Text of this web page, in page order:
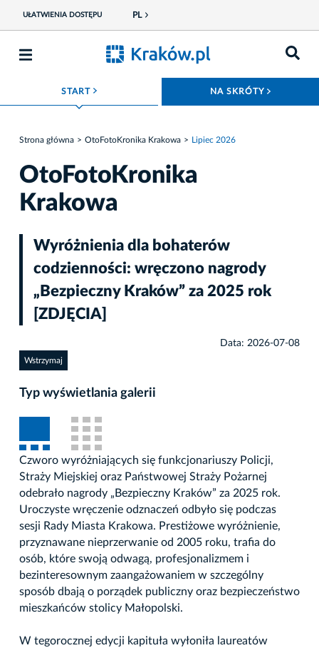
UŁATWIENIA DOSTĘPU PL
START ROZWIŃ MENU NA SKRÓTY
Strona główna OtoFotoKronika Krakowa Lipiec 2026
OtoFotoKronika
Krakowa
Wyróżnienia dla bohaterów
codzienności: wręczono nagrody
„Bezpieczny Kraków” za 2025 rok
[ZDJĘCIA]
Data: 2026-07-08
Wstrzymaj
Typ wyświetlania galerii
Czworo wyróżniających się funkcjonariuszy Policji,
Straży Miejskiej oraz Państwowej Straży Pożarnej
odebrało nagrody „Bezpieczny Kraków” za 2025 rok.
Uroczyste wręczenie odznaczeń odbyło się podczas
sesji Rady Miasta Krakowa. Prestiżowe wyróżnienie,
przyznawane nieprzerwanie od 2005 roku, trafia do
osób, które swoją odwagą, profesjonalizmem i
bezinteresownym zaangażowaniem w szczególny
sposób dbają o porządek publiczny oraz bezpieczeństwo
mieszkańców stolicy Małopolski.
W tegorocznej edycji kapituła wyłoniła laureatów